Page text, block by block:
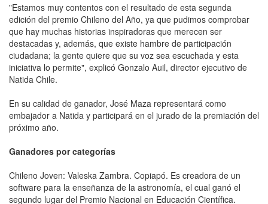
"Estamos muy contentos con el resultado de esta segunda
edición del premio Chileno del Año, ya que pudimos comprobar
que hay muchas historias inspiradoras que merecen ser
destacadas y, además, que existe hambre de participación
ciudadana; la gente quiere que su voz sea escuchada y esta
iniciativa lo permite", explicó Gonzalo Auil, director ejecutivo de
Natida Chile.
En su calidad de ganador, José Maza representará como
embajador a Natida y participará en el jurado de la premiación del
próximo año.
Ganadores por categorías
Chileno Joven: Valeska Zambra. Copiapó. Es creadora de un
software para la enseñanza de la astronomía, el cual ganó el
segundo lugar del Premio Nacional en Educación Científica.